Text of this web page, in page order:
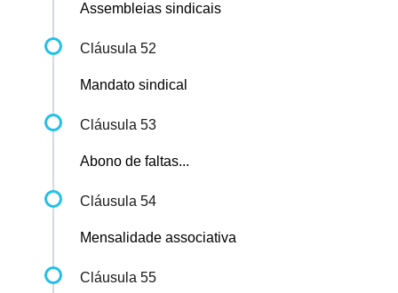
Assembleias sindicais
Cláusula 52
Mandato sindical
Cláusula 53
Abono de faltas...
Cláusula 54
Mensalidade associativa
Cláusula 55